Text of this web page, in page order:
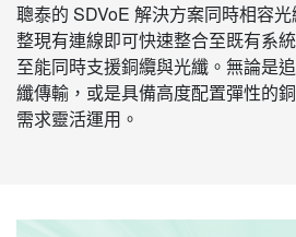
聰泰的 SDVoE 解決方案同時相容
整現有連線即可快速整合至既有系
至能同時支援銅纜與光纖。無論是
纖傳輸，或是具備高度配置彈性的
需求靈活運用。